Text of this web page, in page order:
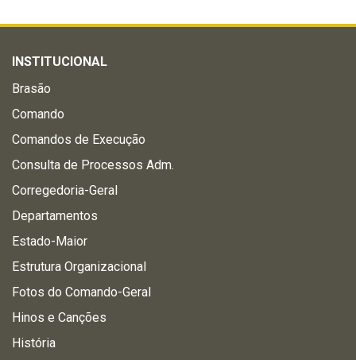
INSTITUCIONAL
Brasão
Comando
Comandos de Execução
Consulta de Processos Adm.
Corregedoria-Geral
Departamentos
Estado-Maior
Estrutura Organizacional
Fotos do Comando-Geral
Hinos e Canções
História